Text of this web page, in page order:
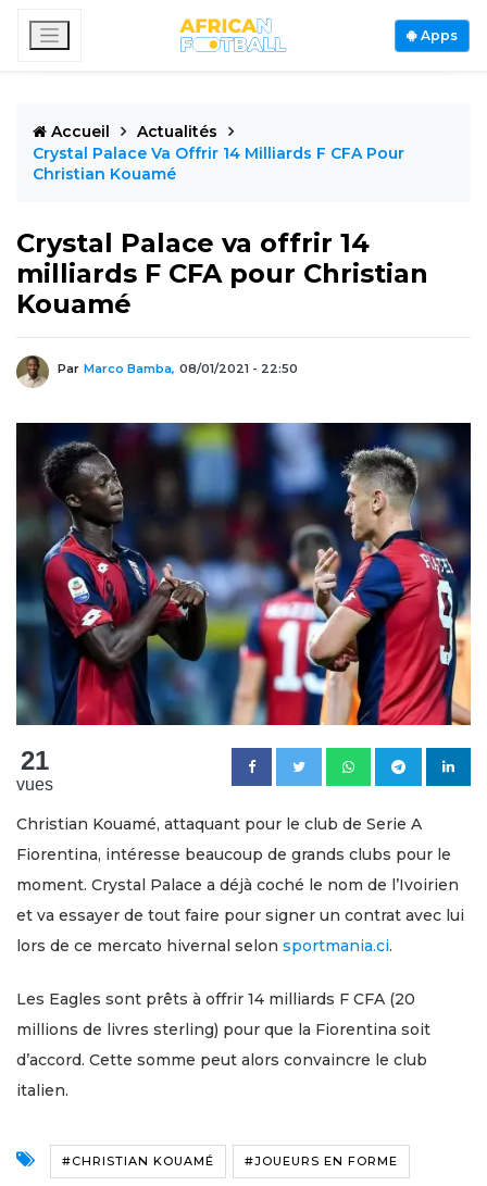
Apps
Accueil
Actualités
Crystal Palace Va Offrir 14 Milliards F CFA Pour
Christian Kouamé
Crystal Palace va offrir 14
milliards F CFA pour Christian
Kouamé
Par Marco Bamba, 08/01/2021 - 22:50
21
vues
Christian Kouamé, attaquant pour le club de Serie A
Fiorentina, intéresse beaucoup de grands clubs pour le
moment. Crystal Palace a déjà coché le nom de l’Ivoirien
et va essayer de tout faire pour signer un contrat avec lui
lors de ce mercato hivernal selon sportmania.ci.
Les Eagles sont prêts à offrir 14 milliards F CFA (20
millions de livres sterling) pour que la Fiorentina soit
d’accord. Cette somme peut alors convaincre le club
italien.
#CHRISTIAN KOUAMÉ #JOUEURS EN FORME